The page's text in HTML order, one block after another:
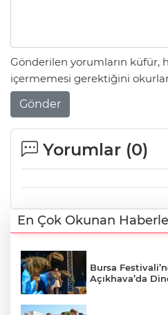
Gönderilen yorumların küfür,
içermemesi gerektiğini
Gönder
Yorumlar (0)
En Çok Okunan
Bursa
Açıkhava’da